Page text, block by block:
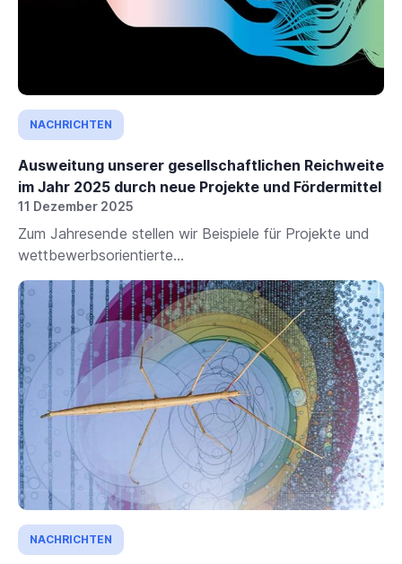
NACHRICHTEN
Ausweitung unserer gesellschaftlichen Reichweite
im Jahr 2025 durch neue Projekte und Fördermittel
11 Dezember 2025
Zum Jahresende stellen wir Beispiele für Projekte und
wettbewerbsorientierte...
NACHRICHTEN